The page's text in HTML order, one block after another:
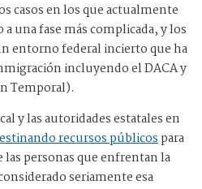
casos en los que actualmente
una fase más complicada, y los
entorno federal incierto que ha
incluyendo el DACA y
Temporal).
y las autoridades estatales en
recursos públicospara
las personas que enfrentan la
seriamente esa